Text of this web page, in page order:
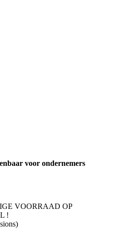
voor ondernemers
VOORRAAD OP
!